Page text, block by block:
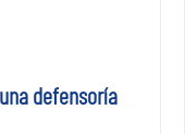
defensoría